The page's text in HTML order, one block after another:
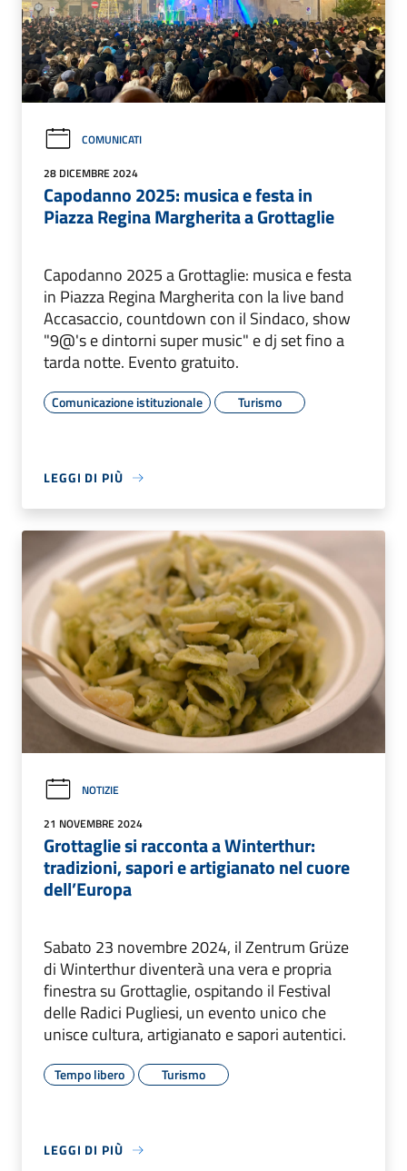
COMUNICATI
28 DICEMBRE 2024
Capodanno 2025: musica e festa in
Piazza Regina Margherita a Grottaglie
Capodanno 2025 a Grottaglie: musica e festa
in Piazza Regina Margherita con la live band
Accasaccio, countdown con il Sindaco, show
"9@'s e dintorni super music" e dj set fino a
tarda notte. Evento gratuito.
Comunicazione istituzionale Turismo
LEGGI DI PIÙ
NOTIZIE
21 NOVEMBRE 2024
Grottaglie si racconta a Winterthur:
tradizioni, sapori e artigianato nel cuore
dell’Europa
Sabato 23 novembre 2024, il Zentrum Grüze
di Winterthur diventerà una vera e propria
finestra su Grottaglie, ospitando il Festival
delle Radici Pugliesi, un evento unico che
unisce cultura, artigianato e sapori autentici.
Tempo libero Turismo
LEGGI DI PIÙ